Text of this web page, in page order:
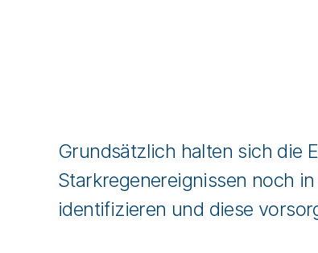
Grundsätzlich halten sich die
Starkregenereignissen noch
identifizieren und diese